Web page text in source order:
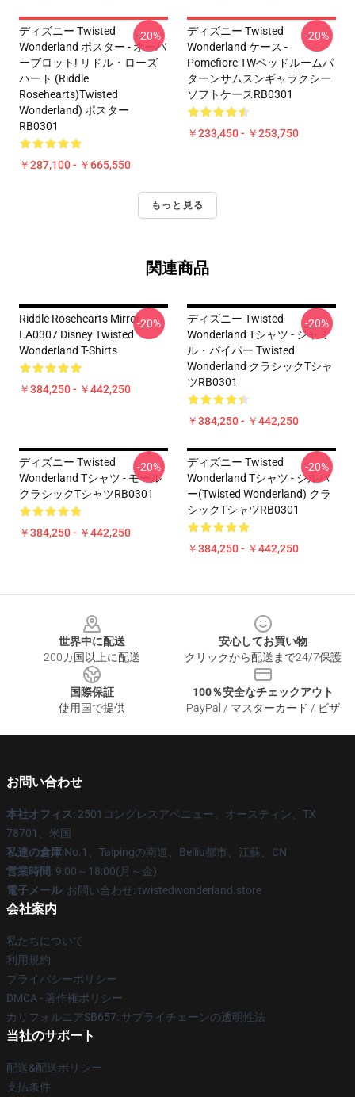
ディズニー Twisted
Wonderland ポスター - オーバ
ーブロット! リドル・ローズ
ハート (Riddle
Rosehearts)Twisted
Wonderland) ポスター
RB0301
￥287,100 - ￥665,550
-20%
ディズニー Twisted
Wonderland ケース -
Pomefiore TWベッドルームパ
ターンサムスンギャラクシー
ソフトケースRB0301
￥233,450 - ￥253,750
-20%
もっと見る
関連商品
Riddle Rosehearts Mirror
LA0307 Disney Twisted
Wonderland T-Shirts
￥384,250 - ￥442,250
-20%
ディズニー Twisted
Wonderland Tシャツ - ジャミ
ル・バイパー Twisted
Wonderland クラシックTシャ
ツRB0301
￥384,250 - ￥442,250
-20%
ディズニー Twisted
Wonderland Tシャツ - モール
クラシックTシャツRB0301
￥384,250 - ￥442,250
-20%
ディズニー Twisted
Wonderland Tシャツ - シルバ
ー(Twisted Wonderland) クラ
シックTシャツRB0301
￥384,250 - ￥442,250
-20%
世界中に配送
200カ国以上に配送
安心してお買い物
クリックから配送まで24/7保護
国際保証
使用国で提供
100％安全なチェックアウト
PayPal / マスターカード / ビザ
お問い合わせ
本社オフィス: 2501コングレスアベニュー、オースティン、TX
78701、米国
私達の倉庫:No.1、Taipingの南道、Beiliu都市、江蘇、CN
営業時間: 9:00～18:00(月～金)
電子メール: お問い合わせ: twistedwonderland.store
会社案内
私たちについて
利用規約
プライバシーポリシー
DMCA - 著作権ポリシー
カリフォルニアSB657: サプライチェーンの透明性法
当社のサポート
配送&配送ポリシー
支払条件